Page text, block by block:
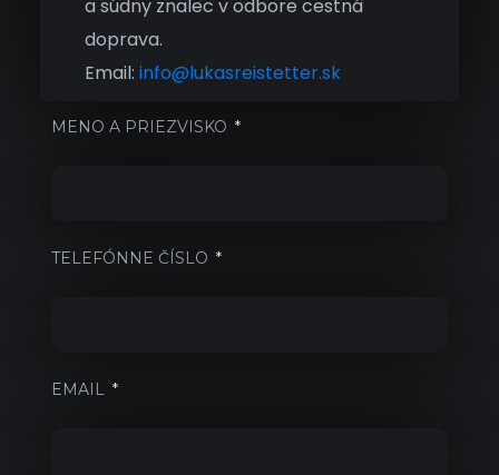
a súdny znalec v odbore cestná
doprava.
Email: info@lukasreistetter.sk
MENO A PRIEZVISKO
TELEFÓNNE ČÍSLO
EMAIL